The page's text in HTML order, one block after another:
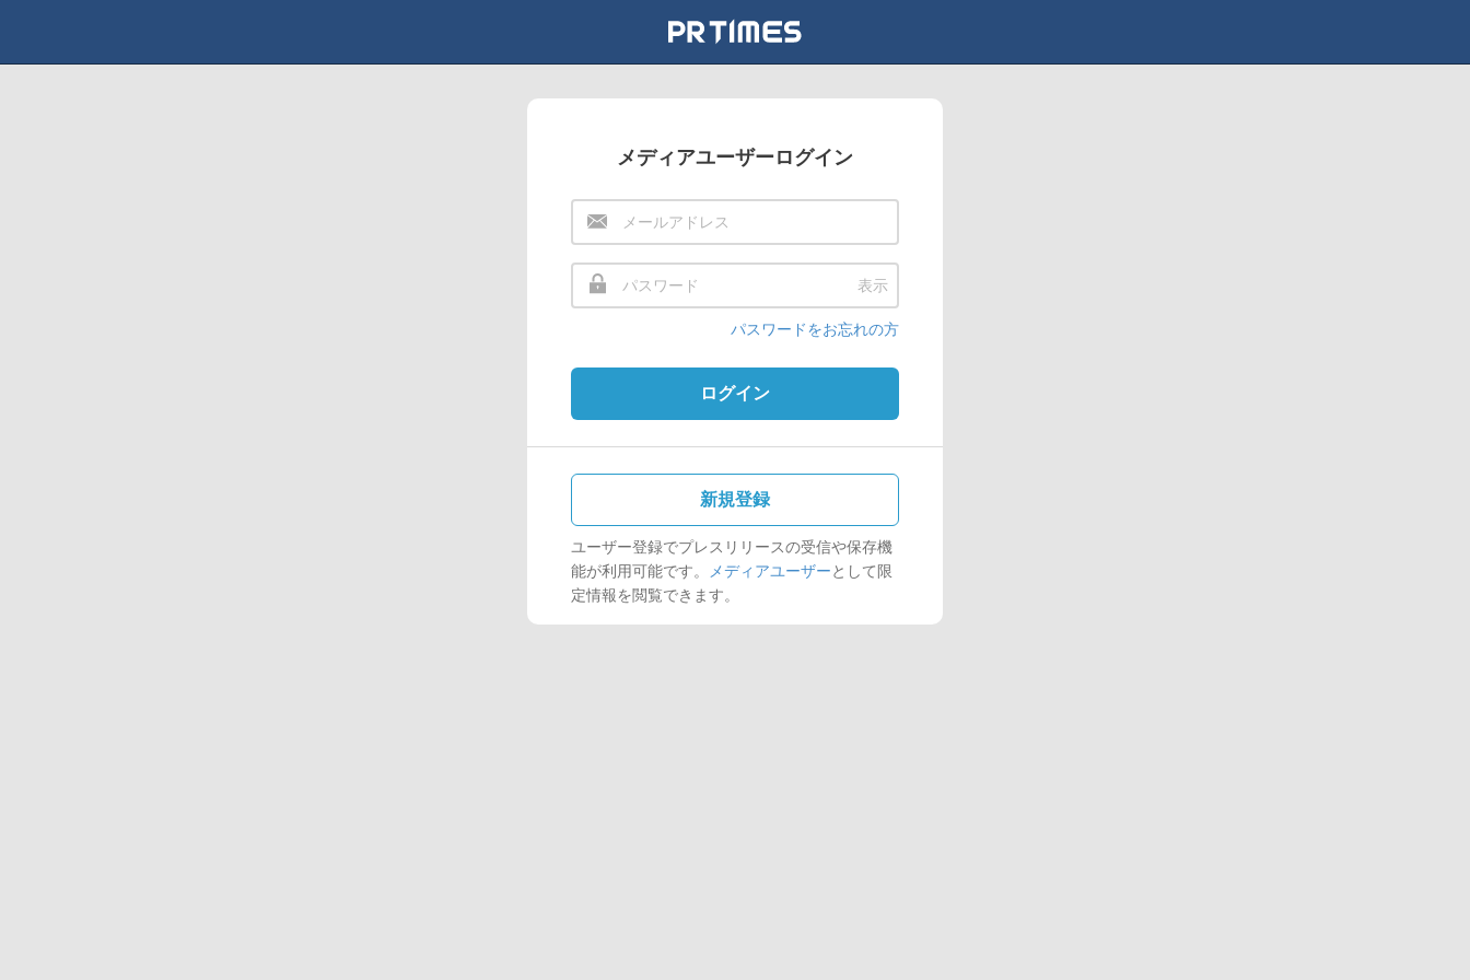
メディアユーザーログイン
表示
パスワードをお忘れの方
ログイン
新規登録
ユーザー登録でプレスリリースの受信や保存機
能が利用可能です。
メディアユーザーとして限
定情報を閲覧できます。